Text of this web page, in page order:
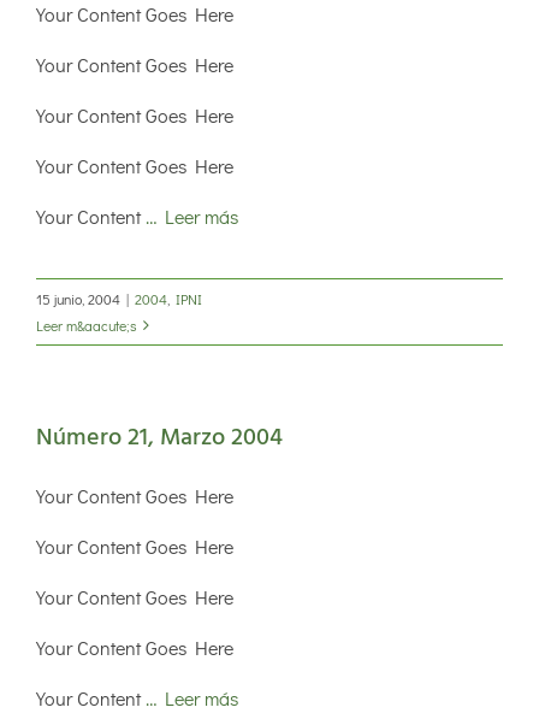
Your Content Goes Here
Your Content Goes Here
Your Content Goes Here
Your Content Goes Here
Your Content… Leer más
15 junio, 2004 | 2004 IPNI
Leer m&aacute;s
Número 21, Marzo 2004
Your Content Goes Here
Your Content Goes Here
Your Content Goes Here
Your Content Goes Here
Your Content… Leer más